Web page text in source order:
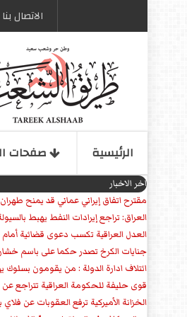
الاتصال بنا
الرئیسیة صفحات
اخر الاخبار
مقترح اتفاق إيراني عماني قد يمنح
العراق: تراجع إيرادات النفط يهبط
العدل العراقية تكسب دعوى قضائية أمام
جنايات الكرخ تصدر حكما على باسم خشان بالحبس
ائتلاف ادارة الدولة : من يقومون بسلوك
قوى حليفة للحكومة العراقية تتراجع
الخزانة الأميركية ترفع العقوبات عن فلاي